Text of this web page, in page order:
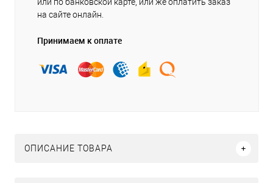
или по банковской карте, или же оплатить заказ
на сайте онлайн.
Принимаем к оплате
ОПИСАНИЕ ТОВАРА